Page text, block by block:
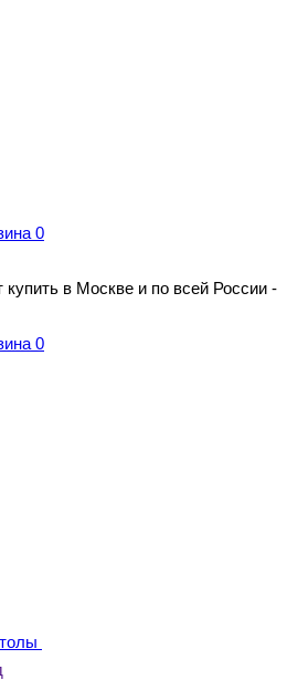
0
в Москве и по всей России -
0